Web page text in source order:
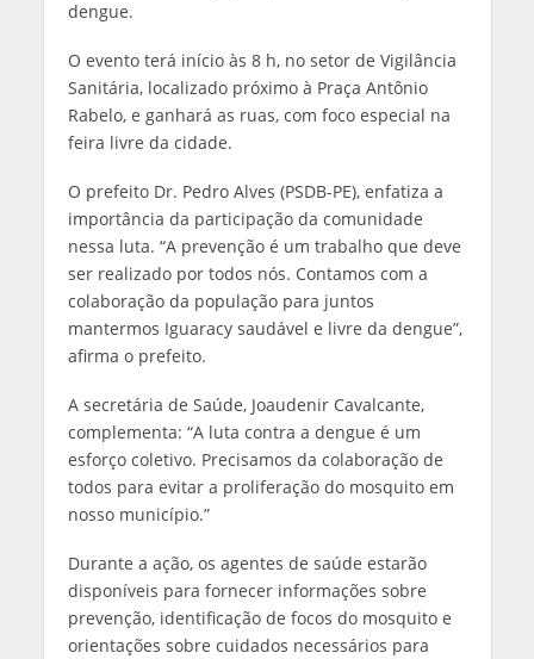
dengue.
O evento terá início às 8 h, no setor de Vigilância
Sanitária, localizado próximo à Praça Antônio
Rabelo, e ganhará as ruas, com foco especial na
feira livre da cidade.
O prefeito Dr. Pedro Alves (PSDB-PE), enfatiza a
importância da participação da comunidade
nessa luta. “A prevenção é um trabalho que deve
ser realizado por todos nós. Contamos com a
colaboração da população para juntos
mantermos Iguaracy saudável e livre da dengue”,
afirma o prefeito.
A secretária de Saúde, Joaudenir Cavalcante,
complementa: “A luta contra a dengue é um
esforço coletivo. Precisamos da colaboração de
todos para evitar a proliferação do mosquito em
nosso município.”
Durante a ação, os agentes de saúde estarão
disponíveis para fornecer informações sobre
prevenção, identificação de focos do mosquito e
orientações sobre cuidados necessários para